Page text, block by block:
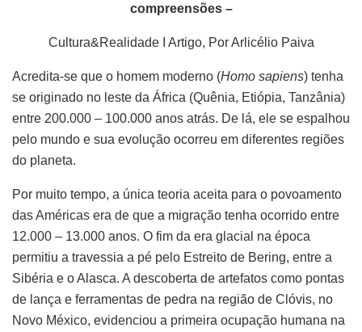
compreensões –
Cultura&Realidade I Artigo, Por Arlicélio Paiva
Acredita-se que o homem moderno (Homo sapiens) tenha
se originado no leste da África (Quênia, Etiópia, Tanzânia)
entre 200.000 – 100.000 anos atrás. De lá, ele se espalhou
pelo mundo e sua evolução ocorreu em diferentes regiões
do planeta.
Por muito tempo, a única teoria aceita para o povoamento
das Américas era de que a migração tenha ocorrido entre
12.000 – 13.000 anos. O fim da era glacial na época
permitiu a travessia a pé pelo Estreito de Bering, entre a
Sibéria e o Alasca. A descoberta de artefatos como pontas
de lança e ferramentas de pedra na região de Clóvis, no
Novo México, evidenciou a primeira ocupação humana na